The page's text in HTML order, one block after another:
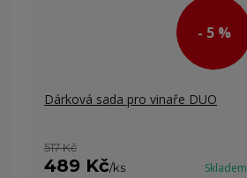
- 5 %
Dárková sada pro vinaře DUO
517 Kč
489 Kč/ks Skladem